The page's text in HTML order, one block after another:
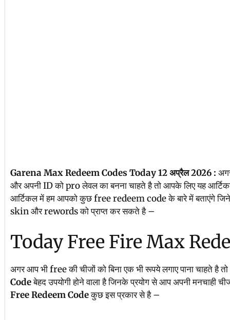
Garena Max Redeem Codes Today 12 अप्रैल 2026 :
और अपनी ID को pro लेवल का बनना चाहते है तो आपके लिए यह
आर्टिकल में हम आपको कुछ free redeem code के बारे में बताएंगे
skin और rewords को प्राप्त कर सकते है –
Today Free Fire Max
अगर आप भी free की चीजों को बिना एक भी रूपये लगाए पाना चाहते है
Codeबेहद उपयोगी होने वाला है जिनके प्रयोग से आप अपनी मनचाही
Free Redeem Codeकुछ इस प्रकार से है –